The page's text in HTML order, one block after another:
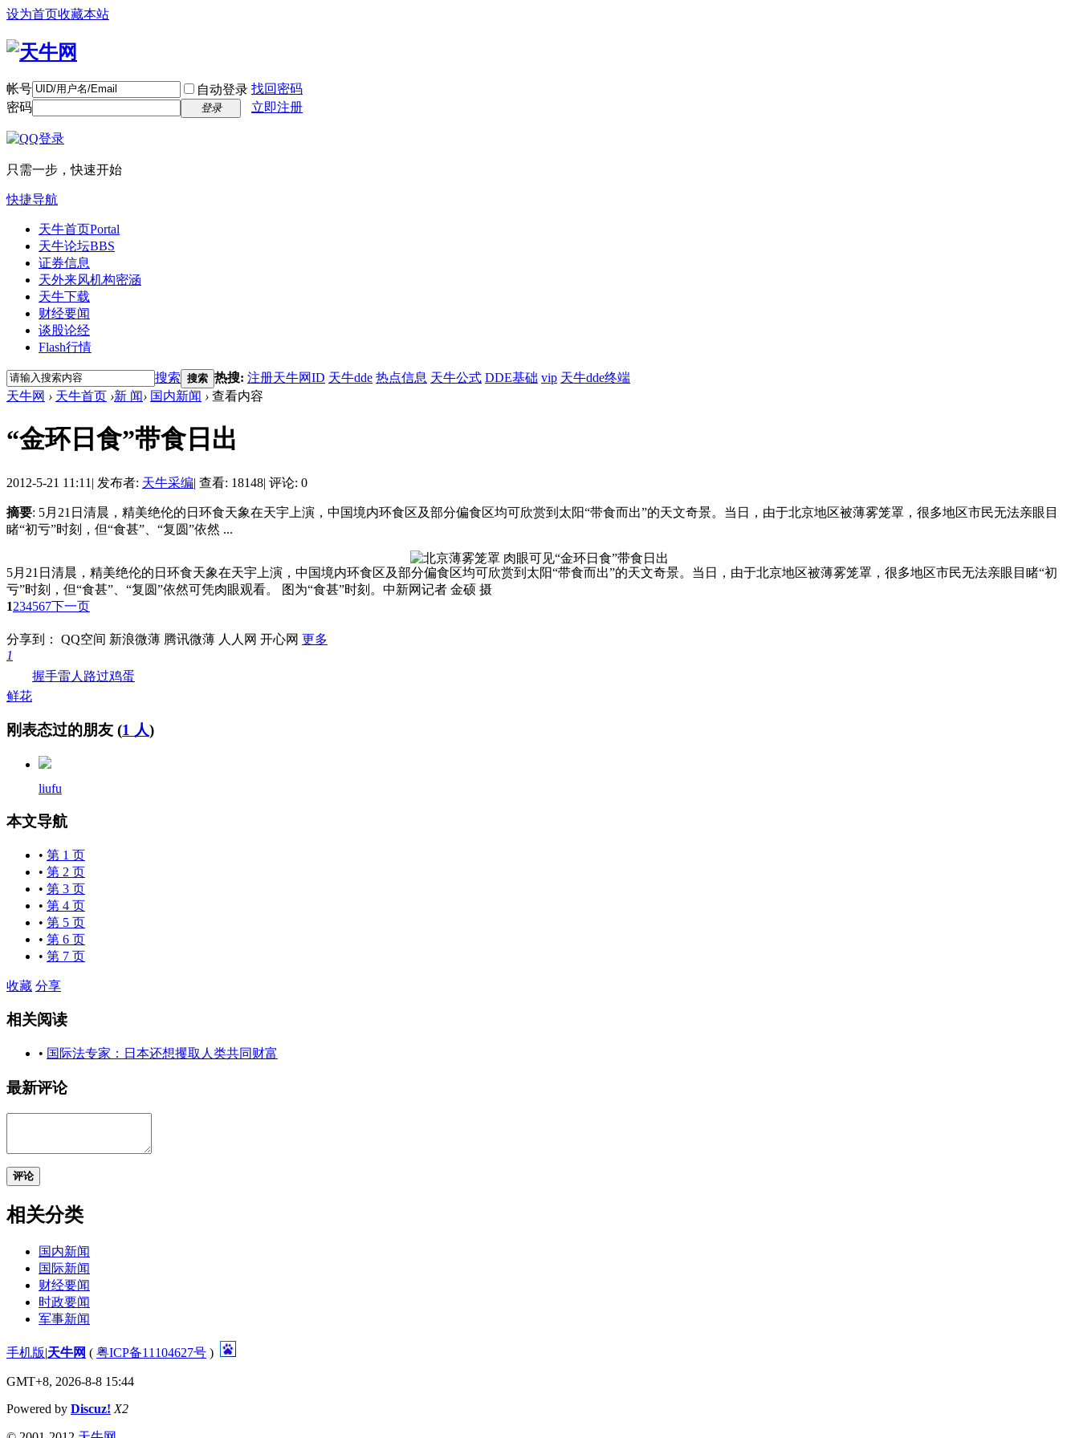
设为首页收藏本站
帐号 自动登录 找回密码
密码
登录 立即注册
只需一步，快速开始
快捷导航
天牛首页Portal
天牛论坛BBS
证券信息
天外来风机构密涵
天牛下载
财经要闻
谈股论经
Flash行情
搜索 搜索 热搜: 注册天牛网ID 天牛dde 热点信息 天牛公式 DDE基础 vip 天牛dde终端
天牛网 › 天牛首页 ›新 闻› 国内新闻 › 查看内容
“金环日食”带食日出
2012-5-21 11:11 | 发布者: 天牛采编| 查看: 18148| 评论: 0
摘要: 5月21日清晨，精美绝伦的日环食天象在天宇上演，中国境内环食区及部分偏食区均可欣赏到太阳“带食而出”的天文奇景。当日，由于北京地区被薄雾笼罩，很多地区市民无法亲眼目
睹“初亏”时刻，但“食甚”、“复圆”依然 ...
5月21日清晨，精美绝伦的日环食天象在天宇上演，中国境内环食区及部分偏食区均可欣赏到太阳“带食而出”的天文奇景。当日，由于北京地区被薄雾笼罩，很多地区市民无法亲眼目睹“初
亏”时刻，但“食甚”、“复圆”依然可凭肉眼观看。 图为“食甚”时刻。中新网记者 金硕 摄
1234567下一页
分享到： QQ空间 新浪微薄 腾讯微薄 人人网 开心网 更多
1
鲜花
握手雷人 路过鸡蛋
刚表态过的朋友 (1 人)
liufu
本文导航
• 第 1 页
• 第 2 页
• 第 3 页
• 第 4 页
• 第 5 页
• 第 6 页
• 第 7 页
收藏 分享
相关阅读
• 国际法专家：日本还想攫取人类共同财富
最新评论
评论
相关分类
国内新闻
国际新闻
财经要闻
时政要闻
军事新闻
手机版|天牛网 ( 粤ICP备11104627号 )
GMT+8, 2026-8-8 15:44
Powered by Discuz! X2